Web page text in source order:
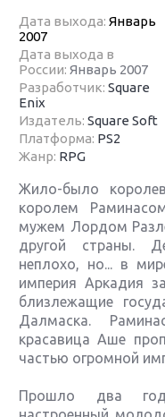
Дата выхода:Январь
2007
Дата выхода в
России:Январь 2007
Разработчик:Square
Enix
Издатель:Square Soft
Платформа: PS2
Жанр: RPG
Жило-было
королем
мужем Лордом
другой страны.
неплохо, но... в
империя Аркадия
близлежащие
Далмаска.
красавица Аше
частью огромной
Прошло два